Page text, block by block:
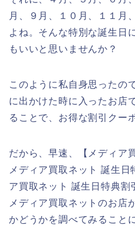
月、９月、１０月、１１月
よね。そんな特別な誕生日
もいいと思いませんか？
このように私自身思ったの
に出かけた時に入ったお店
ることで、お得な割引クー
だから、早速、【メディア
メディア買取ネット 誕生日
ア買取ネット 誕生日特典割
メディア買取ネットのお店
かどうかを調べてみること